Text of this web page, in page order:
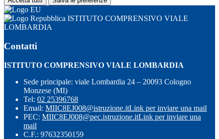
ISTITUTO COMPRENSIVO VIALE
LOMBARDIA
Contatti
ISTITUTO COMPRENSIVO VIALE LOMBARDIA
Sede principale: viale Lombardia 24 – 20093 Cologno
Monzese (MI)
Tel: 02 25396768
Email: MIIC8EJ008@istruzione.itLink per inviare una mail
PEC: MIIC8EJ008@pec.istruzione.itLink per inviare una
mail
C.F.: 97632350159